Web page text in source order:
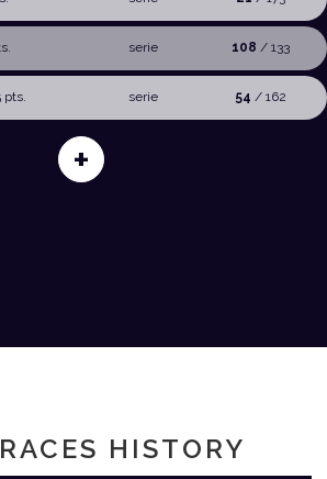
serie 108 / 133
pts. serie 54 / 162
+
HISTORY